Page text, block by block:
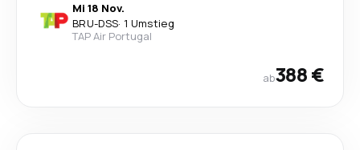
Mi 18 Nov.
BRU-DSS· 1 Umstieg
TAP Air Portugal
ab388 €